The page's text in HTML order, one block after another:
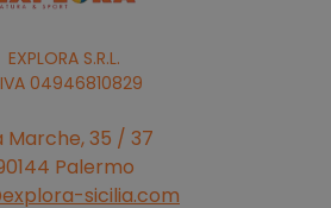
EXPLORA S.R.L.
04946810829
Marche, 35 / 37
Palermo
sicilia.com